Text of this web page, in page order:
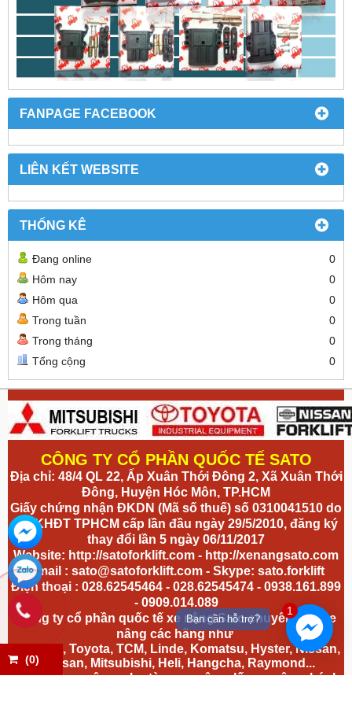
FANPAGE FACEBOOK
LIÊN KẾT WEBSITE
THỐNG KÊ
Đang online
0
Hôm nay
0
Hôm qua
0
Trong tuần
0
Trong tháng
0
Tổng cộng
0
CÔNG TY CỔ PHẦN QUỐC TẾ SATO
Địa chỉ: 48/4 QL 22, Ấp Xuân Thới Đông 2, Xã Xuân Thới
Đông, Huyện Hóc Môn, TP.HCM
Giấy chứng nhận ĐKDN (Mã số thuế) số 0310041510 do
Sở KHĐT TPHCM cấp lần đầu ngày 29/5/2010, đăng ký
thay đổi lần 5 ngày 06/11/2017
Website: http://satoforklift.com - http://xenangsato.com
Email : sato@satoforklift.com- Skype: sato.forklift
Điện thoại : 028.62545464 - 028.62545474 - 0938.161.899
- 0909.014.089
Công ty cổ phần quốc tế xe nâng Sato chuyên bán xe
nâng các hãng như
Hyundai, Toyota, TCM, Linde, Komatsu, Hyster, Nissan,
Doosan, Mitsubishi, Heli, Hangcha, Raymond...
cho thuê xe nâng, phụ tùng xe nâng, lốp xe nâng, bánh
(0)
1
Bạn cần hỗ trợ?